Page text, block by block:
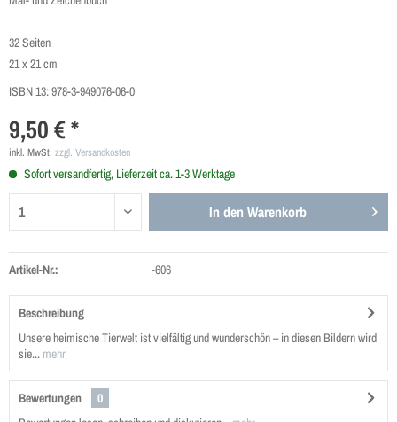
32 Seiten
21 x 21 cm
ISBN 13:978-3-949076-06-0
9,50 € *
inkl. MwSt. zzgl. Versandkosten
Sofort versandfertig, Lieferzeit ca. 1-3 Werktage
In den Warenkorb
Artikel-Nr.: -606
Beschreibung
Unsere heimische Tierwelt ist vielfältig und wunderschön – in diesen Bildern wird
sie... mehr
Bewertungen
0